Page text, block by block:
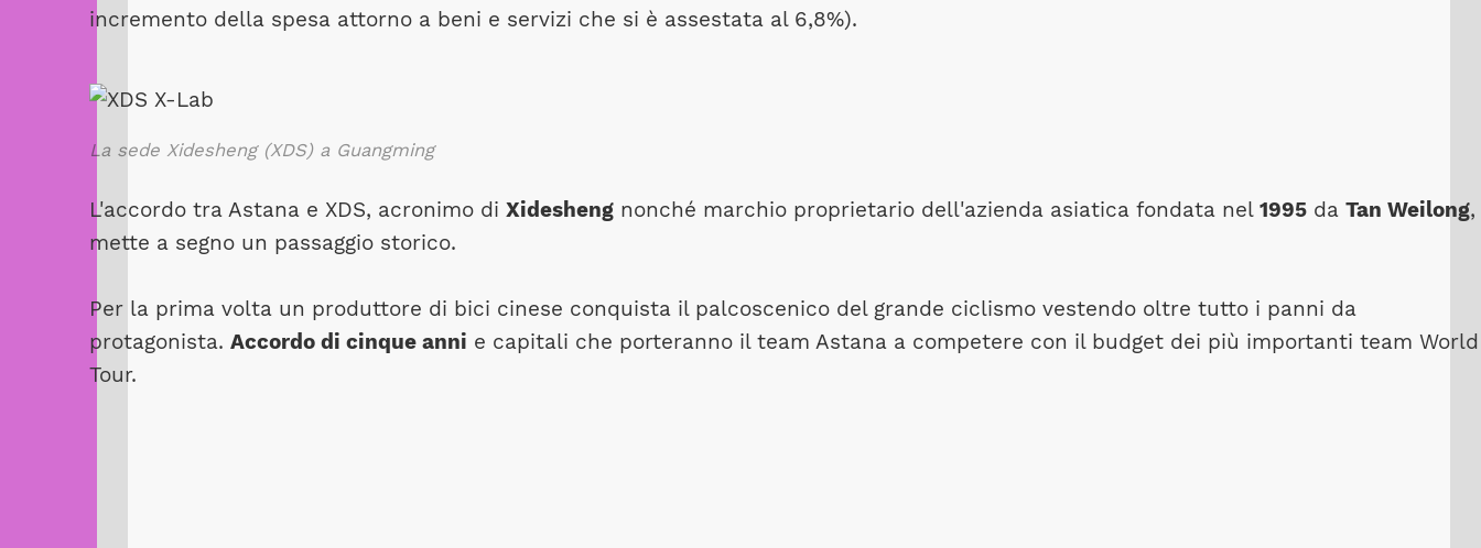
incremento della spesa attorno a beni e servizi che si è assestata al 6,8%).
La sede Xidesheng (XDS) a Guangming
L'accordo tra Astana e XDS, acronimo di Xideshengnonché marchio proprietario dell'azienda asiatica fondata nel 1995da Tan Weilong,
mette a segno un passaggio storico.
Per la prima volta un produttore di bici cinese conquista il palcoscenico del grande ciclismo vestendo oltre tutto i panni da
protagonista. Accordo di cinque anni e capitali che porteranno il team Astana a competere con il budget dei più importanti team World
Tour.